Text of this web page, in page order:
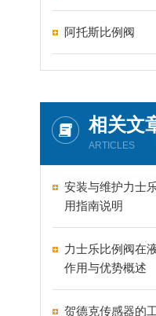
阿托斯比例阀
相关文
ARTICLES
安装与维护力士
用指南说明
力士乐比例阀在
作用与优势概述
贺德克传感器的